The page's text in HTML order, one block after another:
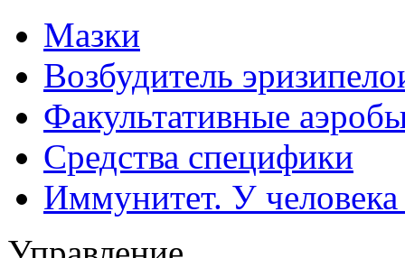
Мазки
Возбудитель
Факультативные
Средства специфики
Иммунитет. У человека